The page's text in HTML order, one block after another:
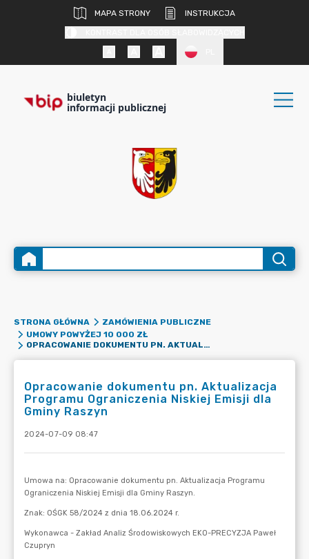
MAPA STRONY
INSTRUKCJA
biuletyn
informacji publicznej
STRONA GŁÓWNA
ZAMÓWIENIA PUBLICZNE
UMOWY POWYŻEJ 10 000 ZŁ
OPRACOWANIE DOKUMENTU PN. AKTUALIZACJA PROGRAMU OGRANICZENIA NISKIEJ EMISJI DLA GMINY RASZYN
Opracowanie dokumentu pn. Aktualizacja
Programu Ograniczenia Niskiej Emisji dla
Gminy Raszyn
2024-07-09 08:47